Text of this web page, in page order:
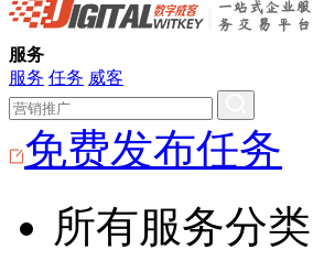
服务
服务 任务 威客
免费发布任务
所有服务分类